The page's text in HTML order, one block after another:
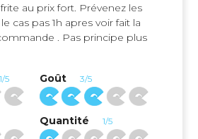
au prix fort. Prévenez les
cas pas 1h apres voir fait la
. Pas principe plus
1/5 Goût 3/5
Quantité 1/5